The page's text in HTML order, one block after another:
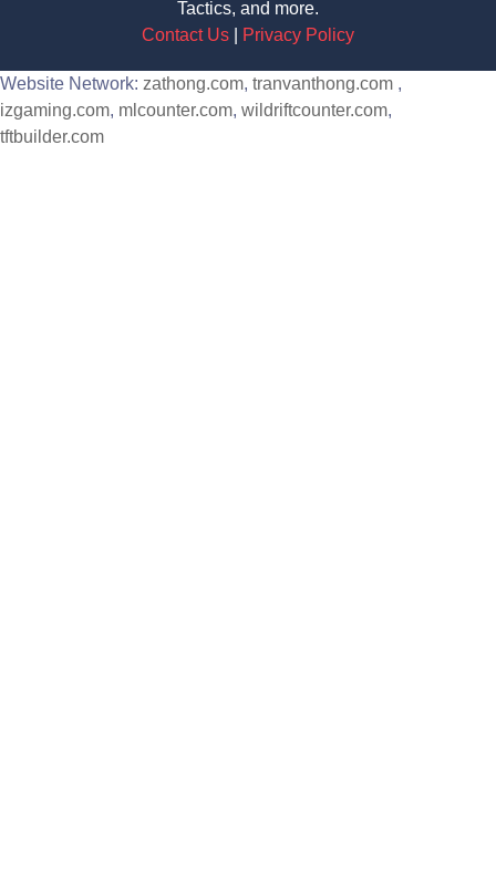
Tactics, and more.
Contact Us
Privacy Policy
Website Network: zathong.com, tranvanthong.com ,
izgaming.com, mlcounter.com, wildriftcounter.com,
tftbuilder.com